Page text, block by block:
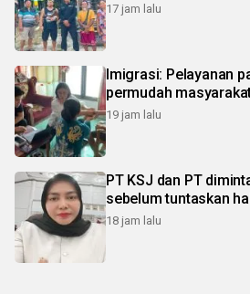
17 jam lalu
Imigrasi: Pelayanan
permudah
19 jam lalu
PT KSJ dan PT
sebelum tuntaskan
18 jam lalu